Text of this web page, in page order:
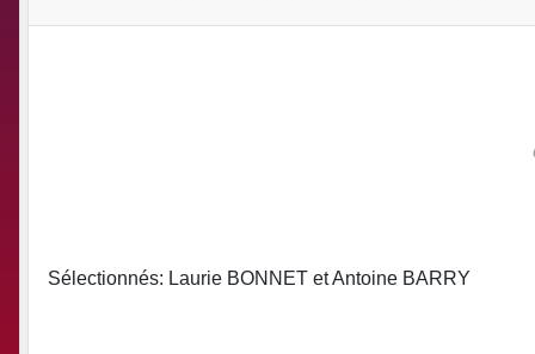
Sélectionnés: Laurie BONNET et Antoine BARRY